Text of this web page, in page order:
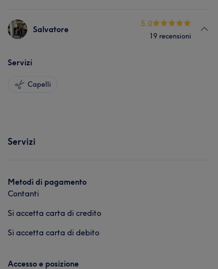
Salvatore
5.0
19 recensioni
Servizi
Capelli
Servizi
Metodi di pagamento
Contanti
Si accetta carta di credito
Si accetta carta di debito
Accesso e posizione